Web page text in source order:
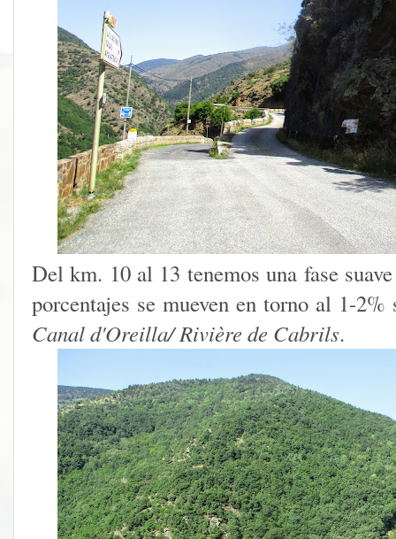
Del km. 10 al 13 tenemos una fase
porcentajes se mueven en torno al 1-
Canal d'Oreilla/ Rivière de Cabrils.